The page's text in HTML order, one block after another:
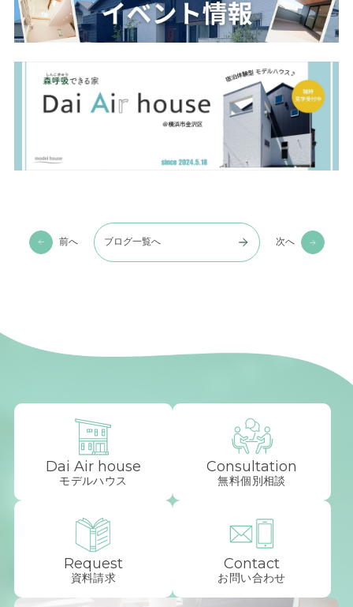
前へ ブログ一覧へ 次へ
Dai Air house
モデルハウス
Consultation
無料個別相談
Request
資料請求
Contact
お問い合わせ